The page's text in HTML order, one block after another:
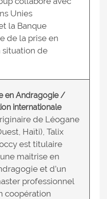
Unies
la Banque
de la prise en
situation de
en Andragogie /
internationale
de Léogane
Haïti), Talix
est titulaire
maitrise en
et d’un
professionnel
coopération